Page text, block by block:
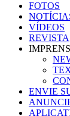
FOTOS
VÍDEOS
REVISTA
ENVIE